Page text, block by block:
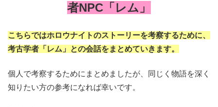
者NPC「レム」
こちらではホロウナイトのストーリーを考察するために、
考古学者「レム」との会話をまとめていきます。
個人で考察するためにまとめましたが、同じく物語を深く
知りたい方の参考になれば幸いです。